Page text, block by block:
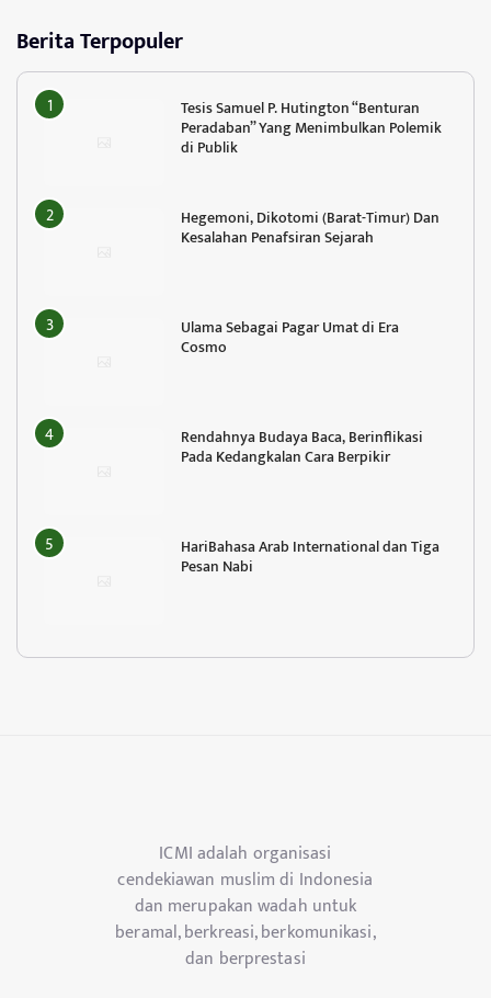
Berita Terpopuler
Tesis Samuel P. Hutington “Benturan
Peradaban” Yang Menimbulkan Polemik
di Publik
Hegemoni, Dikotomi (Barat-Timur) Dan
Kesalahan Penafsiran Sejarah
Ulama Sebagai Pagar Umat di Era
Cosmo
Rendahnya Budaya Baca, Berinflikasi
Pada Kedangkalan Cara Berpikir
HariBahasa Arab International dan Tiga
Pesan Nabi
ICMI adalah organisasi
cendekiawan muslim di Indonesia
dan merupakan wadah untuk
beramal, berkreasi, berkomunikasi,
dan berprestasi